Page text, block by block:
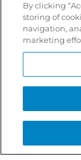
trattamento
esposte.
Iscriviti
By clicking
storing of
navigation,
marketing